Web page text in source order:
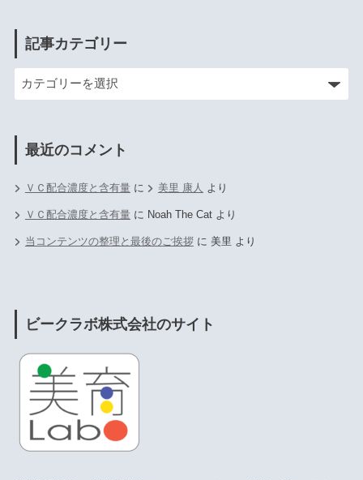
記事カテゴリー
最近のコメント
ＶＣ配合濃度と含有量に 美里 康人 より
ＶＣ配合濃度と含有量に Noah The Catより
当コンテンツの整理と最後のご挨拶に 美里 より
ビークラボ株式会社のサイト